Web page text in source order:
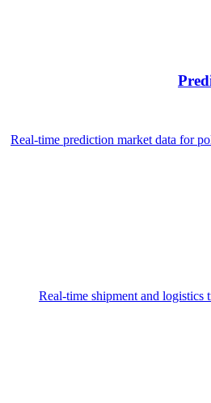
Real-time prediction market data for
Real-time shipment and logistics